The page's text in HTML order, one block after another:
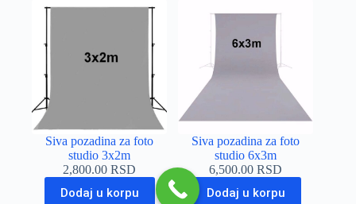
Siva pozadina za foto
studio 3x2m
2,800.00RSD
Dodaj u korpu
Siva pozadina za foto
studio 6x3m
6,500.00RSD
Dodaj u korpu